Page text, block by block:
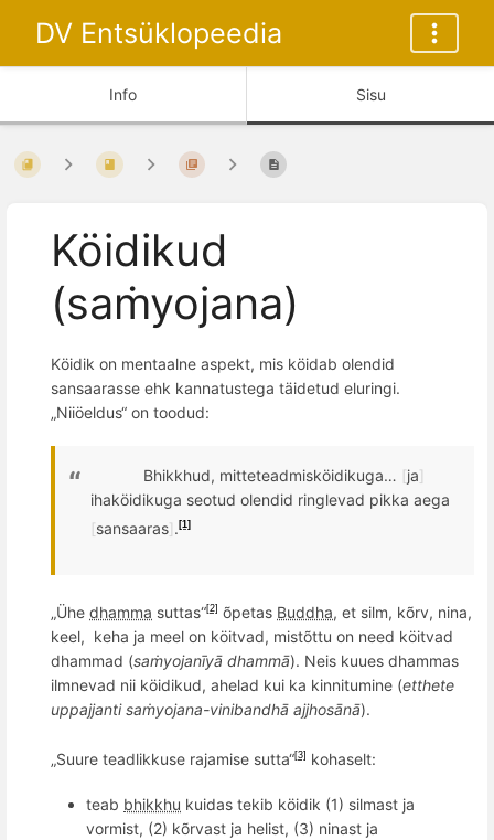
DV Entsüklopeedia
Info Sisu
Köidikud
(saṁyojana)
Köidik on mentaalne aspekt, mis köidab olendid
sansaarasse ehk kannatustega täidetud eluringi.
„Niiöeldus“ on toodud:
Bhikkhud, mitteteadmisköidikuga… [ja]
ihaköidikuga seotud olendid ringlevad pikka aega
[sansaaras]. [1]
„Ühe dhamma suttas“[2] õpetas Buddha, et silm, kõrv, nina,
keel, keha ja meel on köitvad, mistõttu on need köitvad
dhammad (saṁyojanīyā dhammā). Neis kuues dhammas
ilmnevad nii köidikud, ahelad kui ka kinnitumine (etthete
uppajjanti saṁyojana-vinibandhā ajjhosānā).
„Suure teadlikkuse rajamise sutta“[3] kohaselt:
teab bhikkhu kuidas tekib köidik (1) silmast ja
vormist, (2) kõrvast ja helist, (3) ninast ja